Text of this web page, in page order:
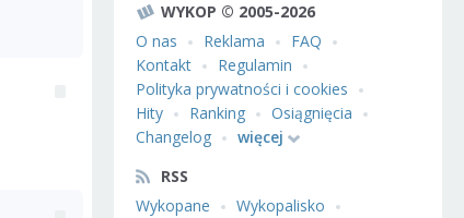
WYKOP © 2005-2026
O nas
Reklama
FAQ
Kontakt
Regulamin
Polityka prywatności i cookies
Hity
Ranking
Osiągnięcia
Changelog
więcej
RSS
Wykopane
Wykopalisko